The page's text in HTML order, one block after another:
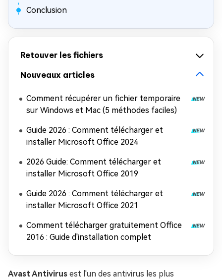
Conclusion
Retouver les fichiers
Nouveaux articles
Comment récupérer un fichier temporaire
sur Windows et Mac (5 méthodes faciles)
Guide 2026 : Comment télécharger et
installer Microsoft Office 2024
2026 Guide: Comment télécharger et
installer Microsoft Office 2019
Guide 2026 : Comment télécharger et
installer Microsoft Office 2021
Comment télécharger gratuitement Office
2016 : Guide d'installation complet
Avast Antivirus est l'un des antivirus les plus